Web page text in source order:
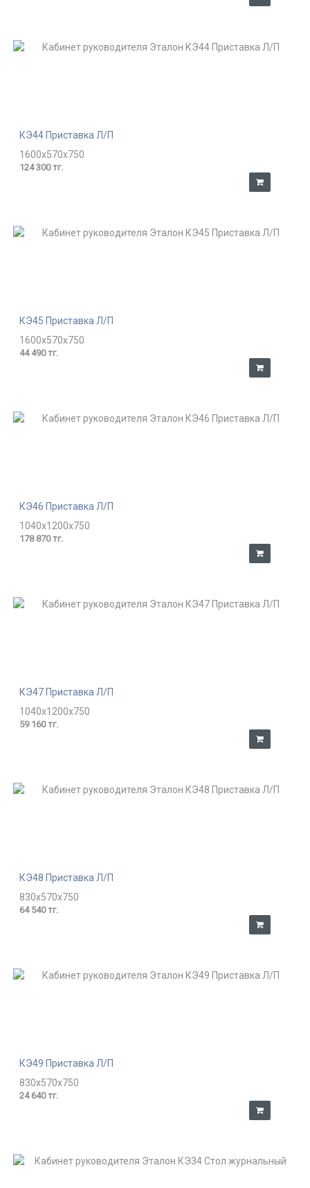
КЭ44 Приставка Л/П
1600x570x750
124 300 тг.
КЭ45 Приставка Л/П
1600x570x750
44 490 тг.
КЭ46 Приставка Л/П
1040x1200x750
178 870 тг.
КЭ47 Приставка Л/П
1040x1200x750
59 160 тг.
КЭ48 Приставка Л/П
830x570x750
64 540 тг.
КЭ49 Приставка Л/П
830x570x750
24 640 тг.